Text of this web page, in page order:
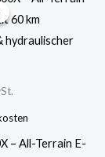
– All-Terrain E-
Preis
war:
Preis